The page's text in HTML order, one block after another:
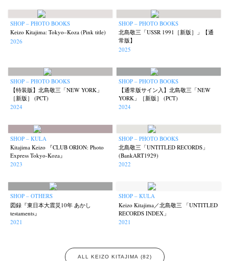
Kazuyuki Kawaguchi Keiko Sasaoka (267) Keizo Kitajima
Kota Kishi (101) Mariko Takahashi Masako Matsui (23) Masashi Otomo
Nana Kakuda Naonori Oshima
Postwar and Shōwa-Era (8) Presence (2) Publication (42) Remembrance (43)
Renchan (21) Review (23) Rintaro Kameoka (32) Shoreline (56)
Takuro Yoneda
SHOP – PHOTO BOOKS
Keizo Kitajima: Tokyo–Koza (Pink title)
2026
SHOP – PHOTO BOOKS
北島敬三「USSR 1991［新版］」【通
常版】
2025
SHOP – PHOTO BOOKS
【特装版】北島敬三「NEW YORK」
［新版］ (PCT)
2024
SHOP – PHOTO BOOKS
【通常版サイン入】北島敬三「NEW
YORK」［新版］ (PCT)
2024
SHOP – KULA
Kitajima Keizo 『CLUB ORION: Photo
Express Tokyo-Koza』
2023
SHOP – PHOTO BOOKS
北島敬三「UNTITLED RECORDS」
(BankART1929)
2022
SHOP – OTHERS
図録『東日本大震災10年 あかし
testaments』
2021
SHOP – KULA
Keizo Kitajima／北島敬三 「UNTITLED
RECORDS INDEX」
2021
ALL KEIZO KITAJIMA (82)